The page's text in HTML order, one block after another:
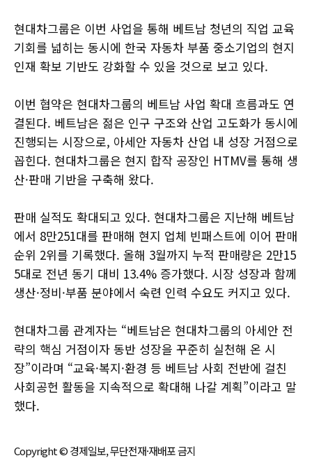
현대차그룹은 이번 사업을 통해 베트남 청년의 직업 교육
기회를 넓히는 동시에 한국 자동차 부품 중소기업의 현지
인재 확보 기반도 강화할 수 있을 것으로 보고 있다.
이번 협약은 현대차그룹의 베트남 사업 확대 흐름과도 연
결된다. 베트남은 젊은 인구 구조와 산업 고도화가 동시에
진행되는 시장으로, 아세안 자동차 산업 내 성장 거점으로
꼽힌다. 현대차그룹은 현지 합작 공장인 HTMV를 통해 생
산·판매 기반을 구축해 왔다.
판매 실적도 확대되고 있다. 현대차그룹은 지난해 베트남
에서 8만251대를 판매해 현지 업체 빈패스트에 이어 판매
순위 2위를 기록했다. 올해 3월까지 누적 판매량은 2만15
5대로 전년 동기 대비 13.4% 증가했다. 시장 성장과 함께
생산·정비·부품 분야에서 숙련 인력 수요도 커지고 있다.
현대차그룹 관계자는 “베트남은 현대차그룹의 아세안 전
략의 핵심 거점이자 동반 성장을 꾸준히 실천해 온 시
장”이라며 “교육·복지·환경 등 베트남 사회 전반에 걸친
사회공헌 활동을 지속적으로 확대해 나갈 계획”이라고 말
했다.
Copyright © 경제일보, 무단전재·재배포 금지